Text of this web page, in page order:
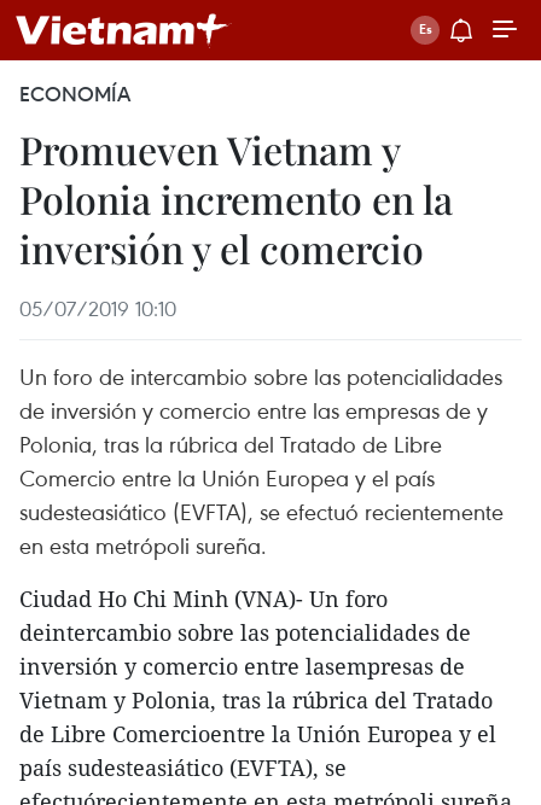
ECONOMÍA
Promueven Vietnam y
Polonia incremento en la
inversión y el comercio
05/07/2019 10:10
Un foro de intercambio sobre las potencialidades
de inversión y comercio entre las empresas de y
Polonia, tras la rúbrica del Tratado de Libre
Comercio entre la Unión Europea y el país
sudesteasiático (EVFTA), se efectuó recientemente
en esta metrópoli sureña.
Ciudad Ho Chi Minh (VNA)- Un foro
deintercambio sobre las potencialidades de
inversión y comercio entre lasempresas de
Vietnam y Polonia, tras la rúbrica del Tratado
de Libre Comercioentre la Unión Europea y el
país sudesteasiático (EVFTA), se